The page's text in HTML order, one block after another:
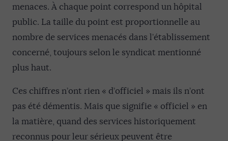
menaces. À chaque point correspond un hôpital
public. La taille du point est proportionnelle au
nombre de services menacés dans l’établissement
concerné, toujours selon le syndicat mentionné
plus haut.
Ces chiffres n’ont rien « d’officiel » mais ils n’ont
pas été démentis. Mais que signifie « officiel » en
la matière, quand des services historiquement
reconnus pour leur sérieux peuvent être